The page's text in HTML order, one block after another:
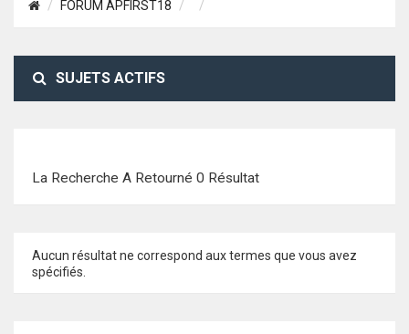
FORUM APFIRST18
SUJETS ACTIFS
La Recherche A Retourné 0 Résultat
Aucun résultat ne correspond aux termes que vous avez
spécifiés.